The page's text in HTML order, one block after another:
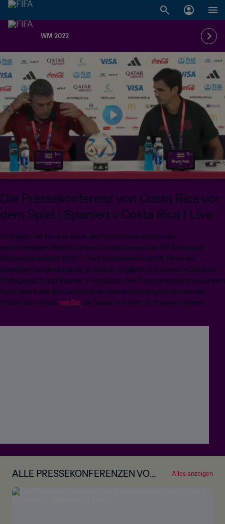
WM 2022
Die Pressekonferenz von Costa Rica vor
dem Spiel | Spanien v Costa Rica | Live
Verfolgen Sie live aus Katar die Pressekonferenzen aller
teilnehmenden Mannschaften vor den Spielen der FIFA Fussball-
Weltmeisterschaft 2022™. Die Livestreams sind mit Ton in der
jeweiligen Landessprache, Arabisch, Englisch, Französisch, Deutsch,
Portugiesisch und Spanisch verfügbar. Alle Pressekonferenzen können
nach dem Ende der Livestreams noch einmal angesehen werden.
Finden Sie heraus, wo Sie die Spiele in Ihrem Land sehen können.
ALLE PRESSEKONFERENZEN VOR
DEN SPIELEN
Alles anzeigen